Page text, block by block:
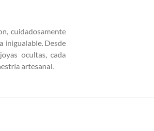
cuidadosamente
inigualable. Desde
ocultas, cada
artesanal.